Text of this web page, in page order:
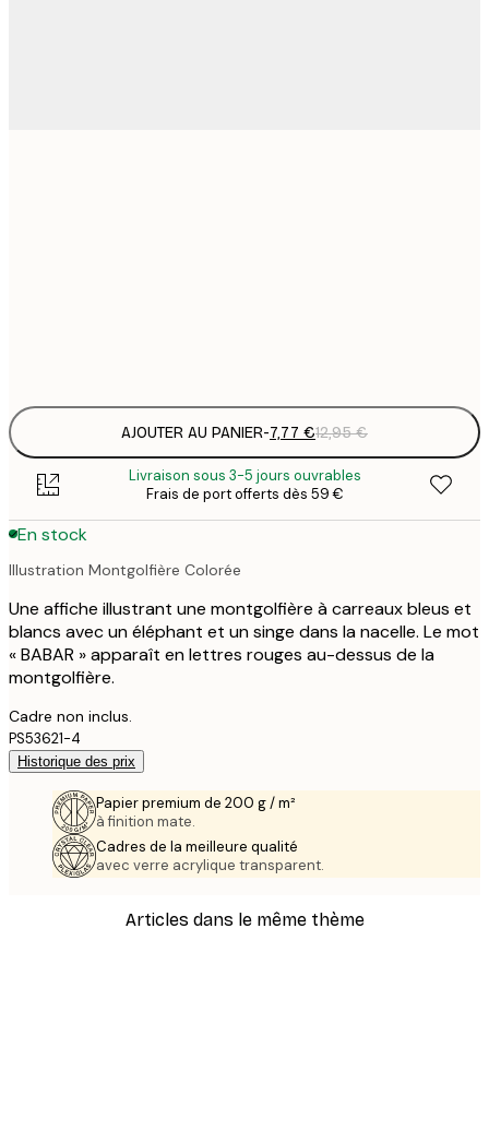
AJOUTER AU PANIER-7,77 €12,95 €
Livraison sous 3-5 jours ouvrables
Frais de port offerts dès 59 €
En stock
Illustration Montgolfière Colorée
Une affiche illustrant une montgolfière à carreaux bleus et
blancs avec un éléphant et un singe dans la nacelle. Le mot
« BABAR » apparaît en lettres rouges au-dessus de la
montgolfière.
Cadre non inclus.
PS53621-4
Historique des prix
Papier premium de 200 g / m²
à finition mate.
Cadres de la meilleure qualité
avec verre acrylique transparent.
Articles dans le même thème